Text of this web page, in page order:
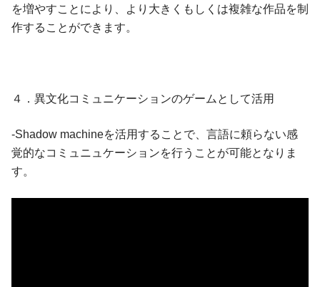
を増やすことにより、より大きくもしくは複雑な作品を制
作することができます。
４．異文化コミュニケーションのゲームとして活用
-Shadow machineを活用することで、言語に頼らない感
覚的なコミュニュケーションを行うことが可能となりま
す。